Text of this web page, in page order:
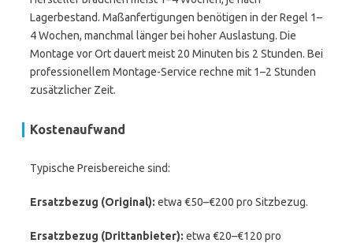
Lagerbestand. Maßanfertigungen benötigen in der Regel 1–
4 Wochen, manchmal länger bei hoher Auslastung. Die
Montage vor Ort dauert meist 20 Minuten bis 2 Stunden. Bei
professionellem Montage-Service rechne mit 1–2 Stunden
zusätzlicher Zeit.
Kostenaufwand
Typische Preisbereiche sind:
Ersatzbezug (Original): etwa €50–€200 pro Sitzbezug.
Ersatzbezug (Drittanbieter): etwa €20–€120 pro